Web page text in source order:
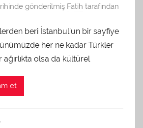
gönderilmiş Fatih tarafından
beri İstanbul’un bir sayfiye
her ne kadar Türkler
olsa da kültürel
et